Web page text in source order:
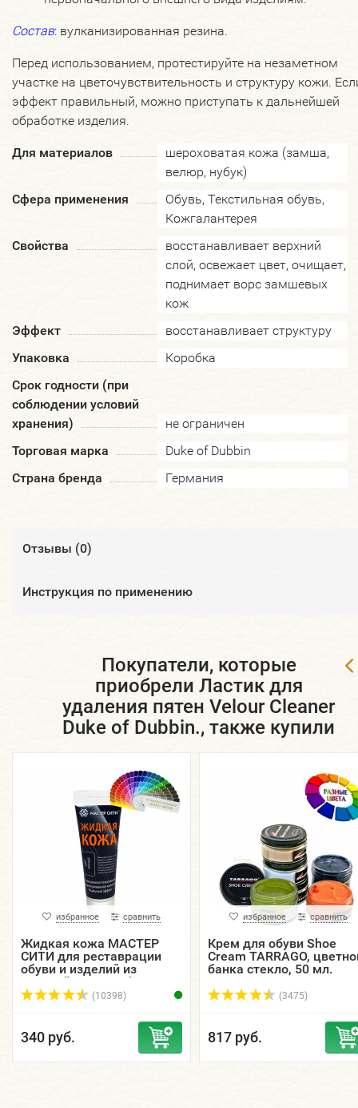
Состав: вулканизированная резина.
Перед использованием, протестируйте на незаметном
участке на цветочувствительность и структуру кожи.
эффект правильный, можно приступать к дальнейшей
обработке изделия.
Для материалов
шероховатая кожа (замша,
велюр, нубук)
Сфера применения
Обувь, Текстильная обувь,
Кожгалантерея
Свойства
восстанавливает верхний
слой, освежает цвет, очищает,
поднимает ворс замшевых
кож
Эффект
восстанавливает структуру
Упаковка
Коробка
Срок годности (при
соблюдении условий
хранения)
не ограничен
Торговая марка
Duke of Dubbin
Страна бренда
Германия
Отзывы (0)
​Инструкция по применению
Покупатели, которые
приобрели Ластик для
удаления пятен Velour Cleaner
Duke of Dubbin., также купили
избранное сравнить
Жидкая кожа МАСТЕР
СИТИ для реставрации
обуви и изделий из
гладкой кожи, туба 30 мл.
(10398)
340 руб.
избранное сравнить
Крем для обуви Shoe
Cream TARRAGO,
банка стекло, 50 мл.
(3475)
817 руб.